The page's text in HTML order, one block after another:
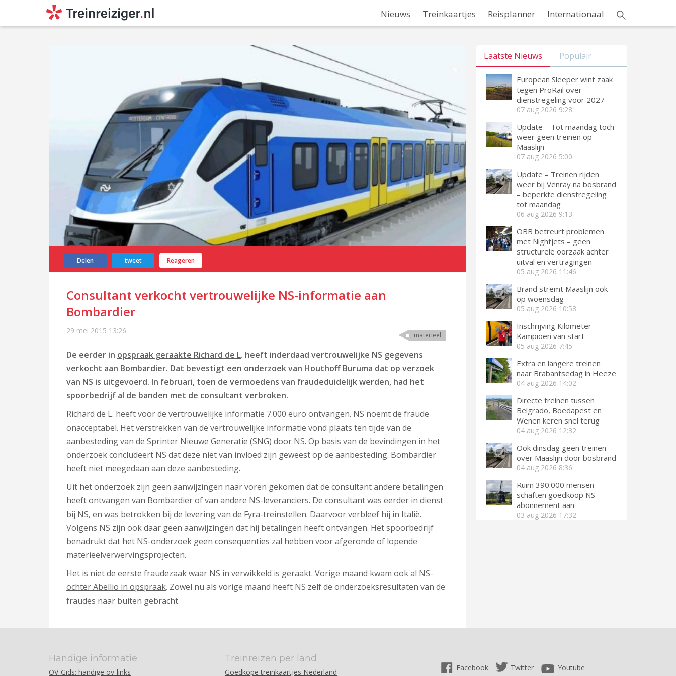
Nieuws Treinkaartjes Reisplanner Internationaal
Delen tweet Reageren
Consultant verkocht vertrouwelijke NS-informatie aan
Bombardier
29 mei 2015 13:26 materieel
De eerder in opspraak geraakte Richard de L. heeft inderdaad vertrouwelijke NS gegevens
verkocht aan Bombardier. Dat bevestigt een onderzoek van Houthoff Buruma dat op verzoek
van NS is uitgevoerd. In februari, toen de vermoedens van fraudeduidelijk werden, had het
spoorbedrijf al de banden met de consultant verbroken.
Richard de L. heeft voor de vertrouwelijke informatie 7.000 euro ontvangen. NS noemt de fraude
onacceptabel. Het verstrekken van de vertrouwelijke informatie vond plaats ten tijde van de
aanbesteding van de Sprinter Nieuwe Generatie (SNG) door NS. Op basis van de bevindingen in het
onderzoek concludeert NS dat deze niet van invloed zijn geweest op de aanbesteding. Bombardier
heeft niet meegedaan aan deze aanbesteding.
Uit het onderzoek zijn geen aanwijzingen naar voren gekomen dat de consultant andere betalingen
heeft ontvangen van Bombardier of van andere NS-leveranciers. De consultant was eerder in dienst
bij NS, en was betrokken bij de levering van de Fyra-treinstellen. Daarvoor verbleef hij in Italië.
Volgens NS zijn ook daar geen aanwijzingen dat hij betalingen heeft ontvangen. Het spoorbedrijf
benadrukt dat het NS-onderzoek geen consequenties zal hebben voorafgeronde of lopende
materieelverwervingsprojecten.
Het is niet de eerste fraudezaak waar NS in verwikkeld is geraakt. Vorige maand kwam ook al NS-
ochter Abellio in opspraak. Zowel nu als vorige maand heeft NS zelf de onderzoeksresultaten van de
fraudes naar buiten gebracht.
Laatste Nieuws Populair
European Sleeper wint zaak
tegen ProRail over
dienstregeling voor 2027
07 aug 2026 9:28
Update – Tot maandag toch
weer geen treinen op
Maaslijn
07 aug 2026 5:00
Update – Treinen rijden
weer bij Venray na bosbrand
– beperkte dienstregeling
tot maandag
06 aug 2026 9:13
ÖBB betreurt problemen
met Nightjets – geen
structurele oorzaak achter
uitval en vertragingen
05 aug 2026 11:46
Brand stremt Maaslijn ook
op woensdag
05 aug 2026 10:58
Inschrijving Kilometer
Kampioen van start
05 aug 2026 7:45
Extra en langere treinen
naar Brabantsedag in Heeze
04 aug 2026 14:02
Directe treinen tussen
Belgrado, Boedapest en
Wenen keren snel terug
04 aug 2026 12:32
Ook dinsdag geen treinen
over Maaslijn door bosbrand
04 aug 2026 8:36
Ruim 390.000 mensen
schaften goedkoop NS-
abonnement aan
03 aug 2026 17:32
Handige informatie
OV-Gids: handige ov-links
Treinreizen per land
Goedkope treinkaartjes Nederland Facebook Twitter Youtube